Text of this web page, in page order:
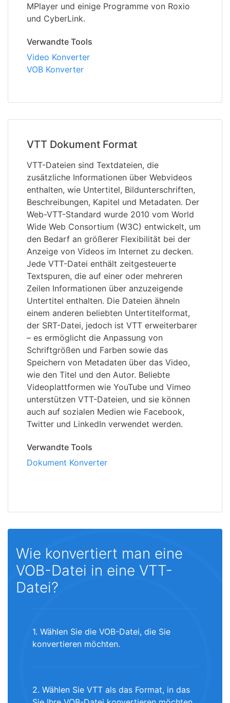
MPlayer und einige Programme von Roxio
und CyberLink.
Verwandte Tools
Video Konverter
VOB Konverter
VTT Dokument Format
VTT-Dateien sind Textdateien, die
zusätzliche Informationen über Webvideos
enthalten, wie Untertitel, Bildunterschriften,
Beschreibungen, Kapitel und Metadaten. Der
Web-VTT-Standard wurde 2010 vom World
Wide Web Consortium (W3C) entwickelt, um
den Bedarf an größerer Flexibilität bei der
Anzeige von Videos im Internet zu decken.
Jede VTT-Datei enthält zeitgesteuerte
Textspuren, die auf einer oder mehreren
Zeilen Informationen über anzuzeigende
Untertitel enthalten. Die Dateien ähneln
einem anderen beliebten Untertitelformat,
der SRT-Datei, jedoch ist VTT erweiterbarer
– es ermöglicht die Anpassung von
Schriftgrößen und Farben sowie das
Speichern von Metadaten über das Video,
wie den Titel und den Autor. Beliebte
Videoplattformen wie YouTube und Vimeo
unterstützen VTT-Dateien, und sie können
auch auf sozialen Medien wie Facebook,
Twitter und LinkedIn verwendet werden.
Verwandte Tools
Dokument Konverter
Wie konvertiert man eine
VOB-Datei in eine VTT-
Datei?
1. Wählen Sie die VOB-Datei, die Sie
konvertieren möchten.
2. Wählen Sie VTT als das Format, in das